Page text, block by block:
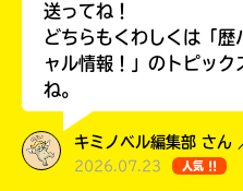
送ってね！
どちらもくわしくは「歴
ャル情報！」のトピック
ね。
キミノベル編集部 さん
2026.07.23 人気 !!